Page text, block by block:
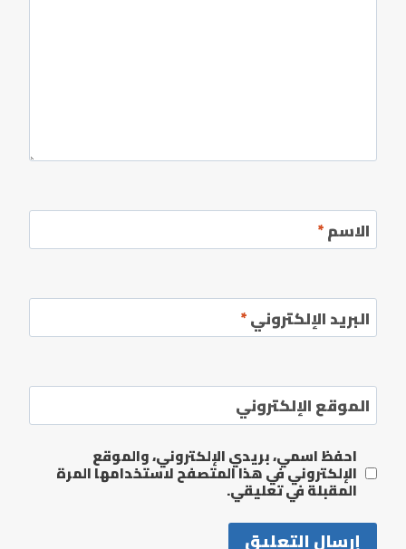
الاسم*
البريد الإلكتروني*
الموقع الإلكتروني
احفظ اسمي، بريدي الإلكتروني، والموقع
الإلكتروني في هذا المتصفح لاستخدامها المرة
المقبلة في تعليقي.